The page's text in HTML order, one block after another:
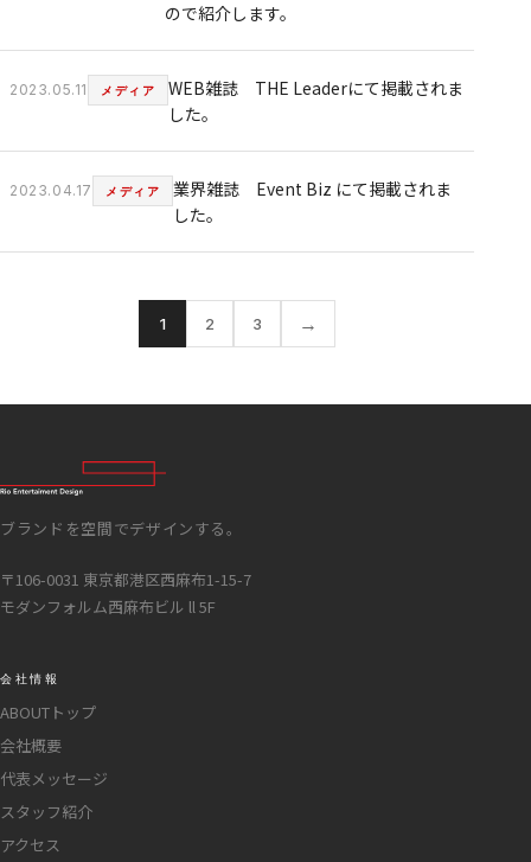
RECRUIT
ので紹介します。
2023.05.11 メディア
WEB雑誌 THE Leaderにて掲載されま
した。
2023.04.17 メディア
業界雑誌 Event Biz にて掲載されま
した。
1 2 3 →
ブランドを空間でデザインする。
〒106-0031 東京都港区西麻布1-15-7
モダンフォルム西麻布ビル ll 5F
会社情報
ABOUTトップ
会社概要
代表メッセージ
スタッフ紹介
アクセス